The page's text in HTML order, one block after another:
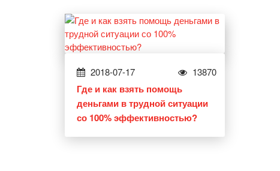
2018-07-17 13870
Где и как взять помощь
деньгами в трудной ситуации
со 100% эффективностью?